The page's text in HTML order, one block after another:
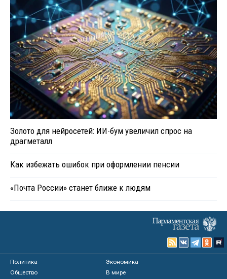
Золото для нейросетей: ИИ-бум увеличил спрос на
драгметалл
Как избежать ошибок при оформлении пенсии
«Почта России» станет ближе к людям
Политика
Экономика
Общество
В мире